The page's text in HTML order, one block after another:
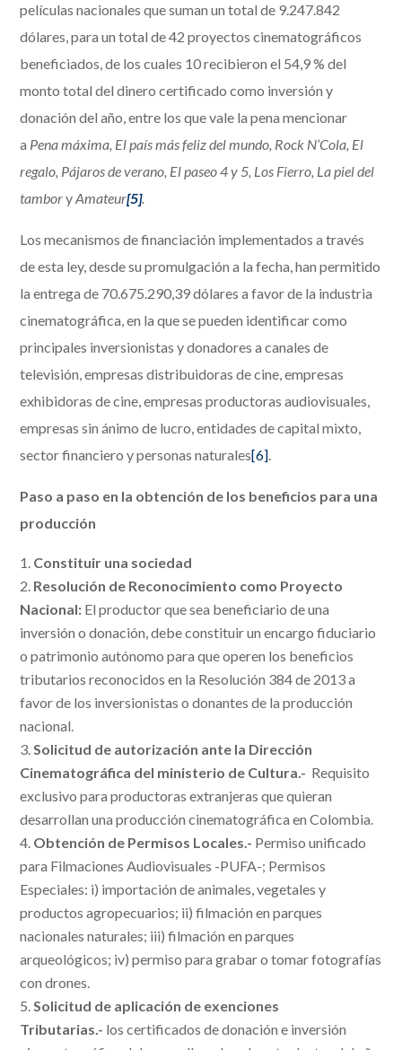
películas nacionales que suman un total de 9.247.842
dólares, para un total de 42 proyectos cinematográficos
beneficiados, de los cuales 10 recibieron el 54,9 % del
monto total del dinero certificado como inversión y
donación del año, entre los que vale la pena mencionar
a Pena máxima, El país más feliz del mundo, Rock N’Cola, El
regalo, Pájaros de verano, El paseo 4 y 5, Los Fierro, La piel del
tamboryAmateur[5].
Los mecanismos de financiación implementados a través
de esta ley, desde su promulgación a la fecha, han permitido
la entrega de 70.675.290,39 dólares a favor de la industria
cinematográfica, en la que se pueden identificar como
principales inversionistas y donadores a canales de
televisión, empresas distribuidoras de cine, empresas
exhibidoras de cine, empresas productoras audiovisuales,
empresas sin ánimo de lucro, entidades de capital mixto,
sector financiero y personas naturales[6].
Paso a paso en la obtención de los beneficios para una
producción
Constituir una sociedad
Resolución de Reconocimiento como Proyecto
Nacional: El productor que sea beneficiario de una
inversión o donación, debe constituir un encargo fiduciario
o patrimonio autónomo para que operen los beneficios
tributarios reconocidos en la Resolución 384 de 2013 a
favor de los inversionistas o donantes de la producción
nacional.
Solicitud de autorización ante la Dirección
Cinematográfica del ministerio de Cultura.- Requisito
exclusivo para productoras extranjeras que quieran
desarrollan una producción cinematográfica en Colombia.
Obtención de Permisos Locales.- Permiso unificado
para Filmaciones Audiovisuales -PUFA-; Permisos
Especiales: i) importación de animales, vegetales y
productos agropecuarios; ii) filmación en parques
nacionales naturales; iii) filmación en parques
arqueológicos; iv) permiso para grabar o tomar fotografías
con drones.
Solicitud de aplicación de exenciones
Tributarias.- los certificados de donación e inversión